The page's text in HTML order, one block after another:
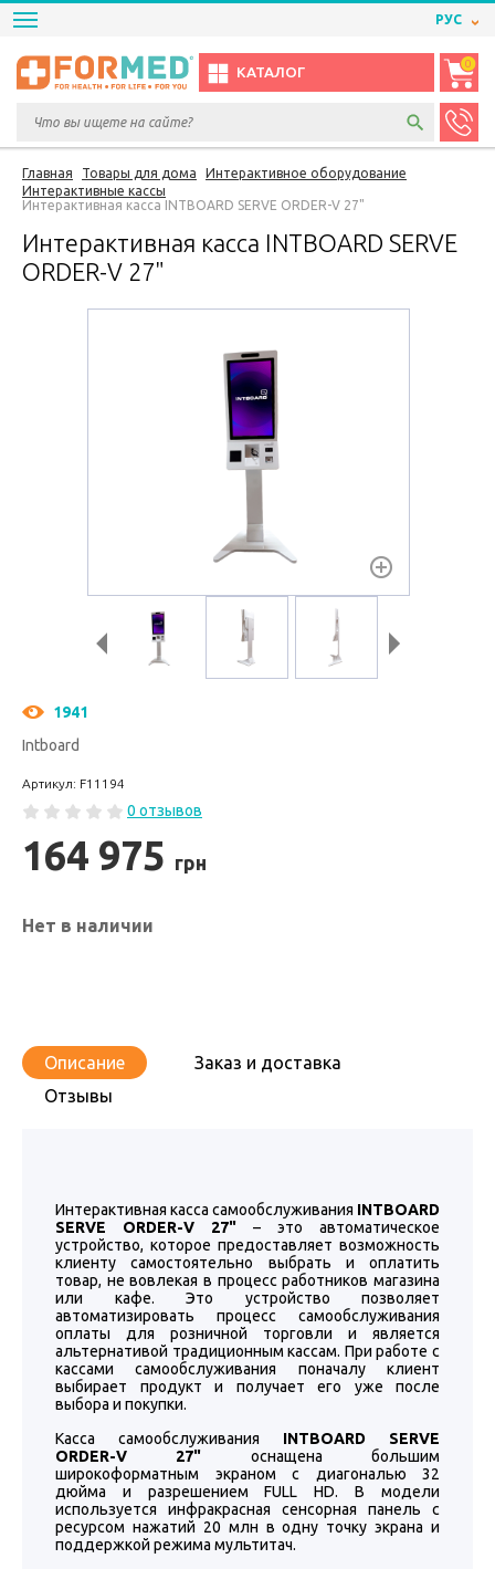
РУС
КАТАЛОГ
0
Главная Товары для дома
Интерактивное оборудование
Интерактивные кассы
Интерактивная касса INTBOARD SERVE ORDER-V 27"
Интерактивная касса INTBOARD SERVE
ORDER-V 27"
1941
Intboard
Артикул: F11194
0 отзывов
164 975 грн
Нет в наличии
Описание
Заказ и доставка
Отзывы
Интерактивная касса самообслуживания INTBOARD
SERVE ORDER-V 27" – это автоматическое
устройство, которое предоставляет возможность
клиенту самостоятельно выбрать и оплатить
товар, не вовлекая в процесс работников магазина
или кафе. Это устройство позволяет
автоматизировать процесс самообслуживания
оплаты для розничной торговли и является
альтернативой традиционным кассам. При работе с
кассами самообслуживания поначалу клиент
выбирает продукт и получает его уже после
выбора и покупки.
Касса самообслуживания INTBOARD SERVE
ORDER-V 27" оснащена большим
широкоформатным экраном с диагональю 32
дюйма и разрешением FULL HD. В модели
используется инфракрасная сенсорная панель с
ресурсом нажатий 20 млн в одну точку экрана и
поддержкой режима мультитач.